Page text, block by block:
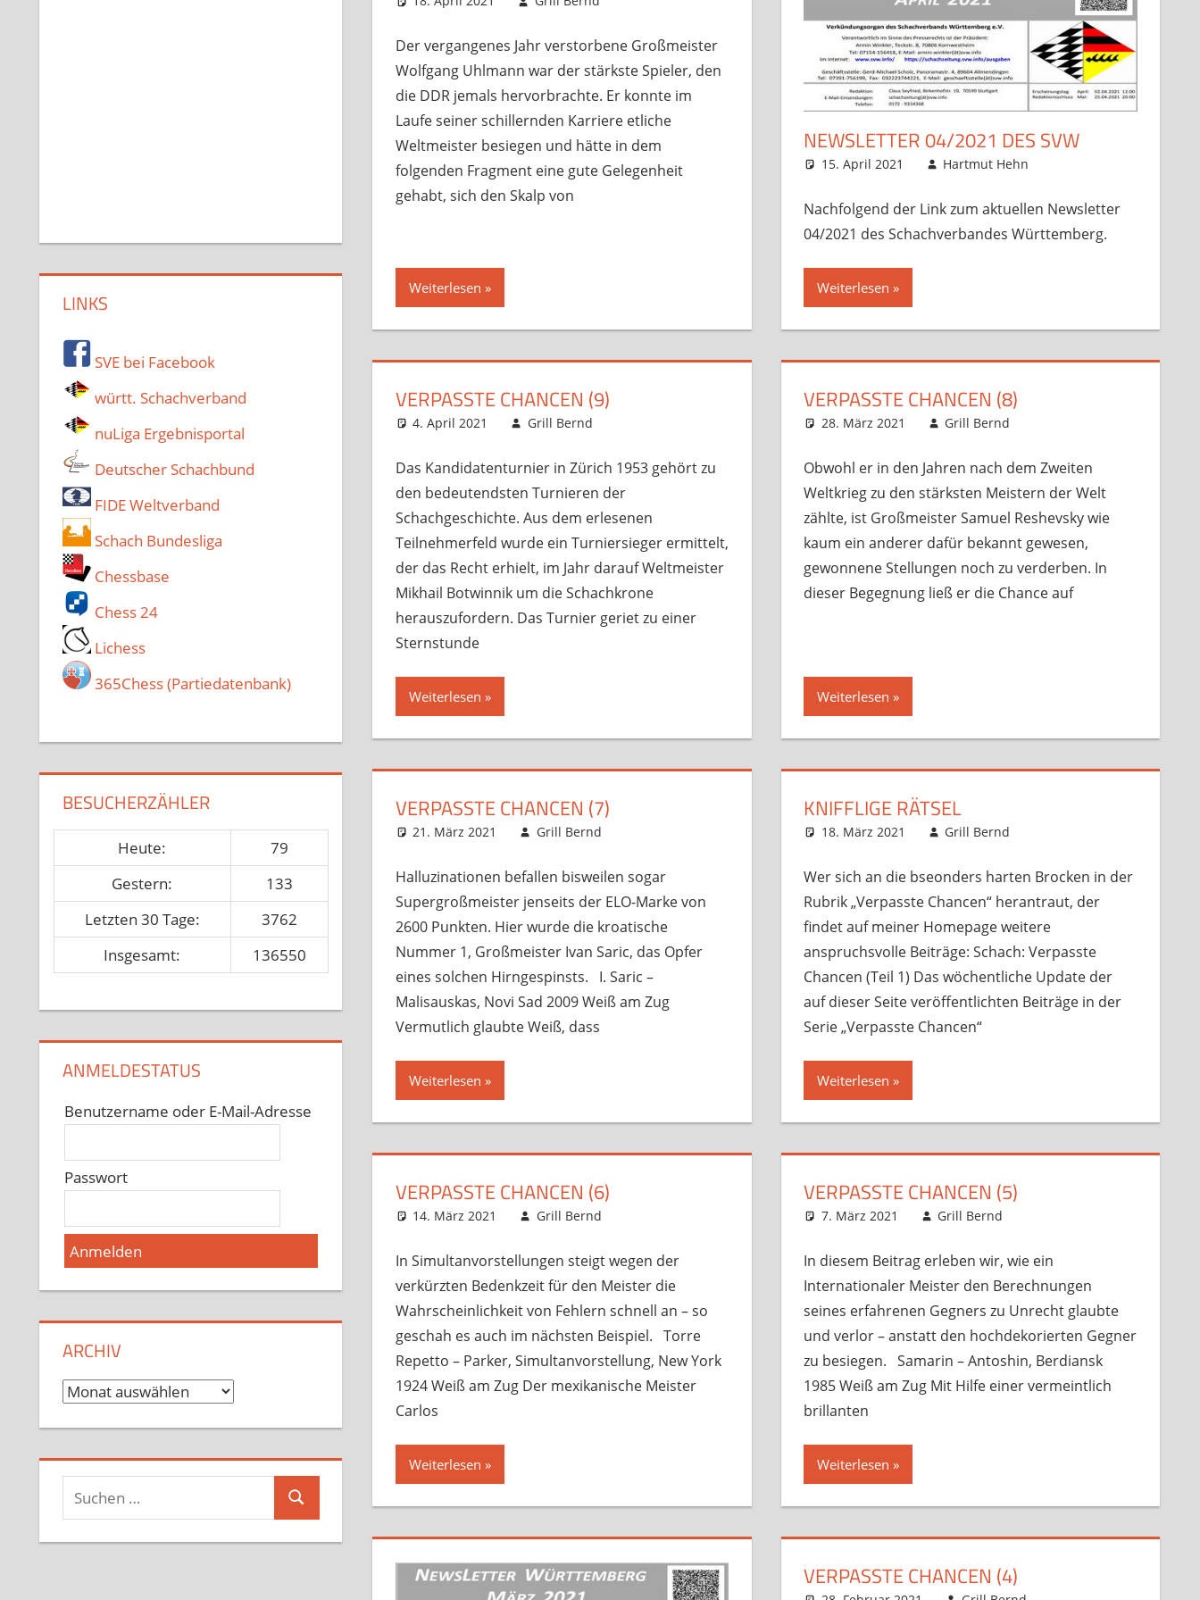
Der vergangenes Jahr verstorbene Großmeister
Wolfgang Uhlmann war der stärkste Spieler, den
die DDR jemals hervorbrachte. Er konnte im
Laufe seiner schillernden Karriere etliche
Weltmeister besiegen und hätte in dem
folgenden Fragment eine gute Gelegenheit
gehabt, sich den Skalp von
Weiterlesen
NEWSLETTER 04/2021 DES SVW
15. April 2021 Hartmut Hehn
Nachfolgend der Link zum aktuellen Newsletter
04/2021 des Schachverbandes Württemberg.
Weiterlesen
VERPASSTE CHANCEN (9)
4. April 2021 Grill Bernd Trainingsmaterial
Das Kandidatenturnier in Zürich 1953 gehört zu
den bedeutendsten Turnieren der
Schachgeschichte. Aus dem erlesenen
Teilnehmerfeld wurde ein Turniersieger ermittelt,
der das Recht erhielt, im Jahr darauf Weltmeister
Mikhail Botwinnik um die Schachkrone
herauszufordern. Das Turnier geriet zu einer
Sternstunde
Weiterlesen
VERPASSTE CHANCEN (8)
28. März 2021 Grill Bernd
Trainingsmaterial
Obwohl er in den Jahren nach dem Zweiten
Weltkrieg zu den stärksten Meistern der Welt
zählte, ist Großmeister Samuel Reshevsky wie
kaum ein anderer dafür bekannt gewesen,
gewonnene Stellungen noch zu verderben. In
dieser Begegnung ließ er die Chance auf
Weiterlesen
VERPASSTE CHANCEN (7)
21. März 2021 Grill Bernd Trainingsmaterial
Halluzinationen befallen bisweilen sogar
Supergroßmeister jenseits der ELO-Marke von
2600 Punkten. Hier wurde die kroatische
Nummer 1, Großmeister Ivan Saric, das Opfer
eines solchen Hirngespinsts. I. Saric –
Malisauskas, Novi Sad 2009 Weiß am Zug
Vermutlich glaubte Weiß, dass
Weiterlesen
KNIFFLIGE RÄTSEL
18. März 2021 Grill Bernd
Trainingsmaterial
Wer sich an die bseonders harten Brocken in der
Rubrik „Verpasste Chancen“ herantraut, der
findet auf meiner Homepage weitere
anspruchsvolle Beiträge: Schach: Verpasste
Chancen (Teil 1) Das wöchentliche Update der
auf dieser Seite veröffentlichten Beiträge in der
Serie „Verpasste Chancen“
Weiterlesen
VERPASSTE CHANCEN (6)
14. März 2021 Grill Bernd Trainingsmaterial
In Simultanvorstellungen steigt wegen der
verkürzten Bedenkzeit für den Meister die
Wahrscheinlichkeit von Fehlern schnell an – so
geschah es auch im nächsten Beispiel. Torre
Repetto – Parker, Simultanvorstellung, New York
1924 Weiß am Zug Der mexikanische Meister
Carlos
Weiterlesen
VERPASSTE CHANCEN (5)
7. März 2021 Grill Bernd
Trainingsmaterial
In diesem Beitrag erleben wir, wie ein
Internationaler Meister den Berechnungen
seines erfahrenen Gegners zu Unrecht glaubte
und verlor – anstatt den hochdekorierten Gegner
zu besiegen. Samarin – Antoshin, Berdiansk
1985 Weiß am Zug Mit Hilfe einer vermeintlich
brillanten
Weiterlesen
VERPASSTE CHANCEN (4)
LINKS
SVE bei Facebook
württ. Schachverband
nuLiga Ergebnisportal
Deutscher Schachbund
FIDE Weltverband
Schach Bundesliga
Chessbase
Chess 24
Lichess
365Chess (Partiedatenbank)
BESUCHERZÄHLER
Heute:
79
Gestern:
133
Letzten 30 Tage:
3762
Insgesamt:
136550
ANMELDESTATUS
Benutzername oder E-Mail-Adresse
Passwort
ARCHIV
Archiv
Suchen
nach:
Suchen